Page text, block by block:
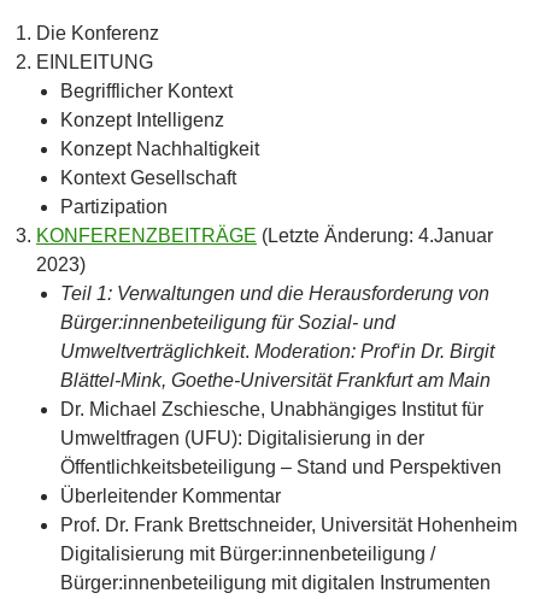
Die Konferenz
EINLEITUNG
Begrifflicher Kontext
Konzept Intelligenz
Konzept Nachhaltigkeit
Kontext Gesellschaft
Partizipation
KONFERENZBEITRÄGE (Letzte Änderung: 4.Januar
2023)
Teil 1: Verwaltungen und die Herausforderung von
Bürger:innenbeteiligung für Sozial- und
Umweltverträglichkeit. Moderation: Prof‘in Dr. Birgit
Blättel-Mink, Goethe-Universität Frankfurt am Main
Dr. Michael Zschiesche, Unabhängiges Institut für
Umweltfragen (UFU): Digitalisierung in der
Öffentlichkeitsbeteiligung – Stand und Perspektiven
Überleitender Kommentar
Prof. Dr. Frank Brettschneider, Universität Hohenheim
Digitalisierung mit Bürger:innenbeteiligung /
Bürger:innenbeteiligung mit digitalen Instrumenten